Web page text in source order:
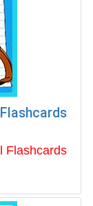
Flashcards